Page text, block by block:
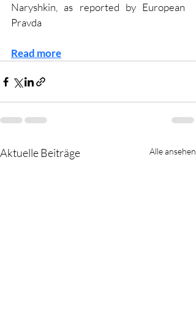
Naryshkin, as reported by European
Pravda
Read more
Aktuelle Beiträge Alle ansehen